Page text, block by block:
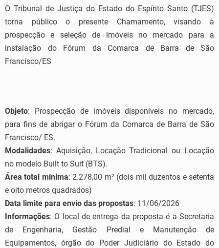
O Tribunal de Justiça do Estado do Espírito Santo (TJES)
torna público o presente Chamamento, visando à
prospecção e seleção de imóveis no mercado para a
instalação do Fórum da Comarca de Barra de São
Francisco/ES
Objeto: Prospecção de imóveis disponíveis no mercado,
para fins de abrigar o Fórum da Comarca de Barra de São
Francisco/ ES.
Modalidades: Aquisição, Locação Tradicional ou Locação
no modelo Built to Suit (BTS).
Área total mínima: 2.278,00 m² (dois mil duzentos e setenta
e oito metros quadrados)
Data limite para envio das propostas: 11/06/2026
Informações: O local de entrega da proposta é a Secretaria
de Engenharia, Gestão Predial e Manutenção de
Equipamentos, órgão do Poder Judiciário do Estado do